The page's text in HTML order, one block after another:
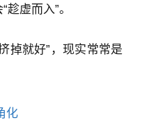
虚而入”。
掉就好”，现实常常是
化